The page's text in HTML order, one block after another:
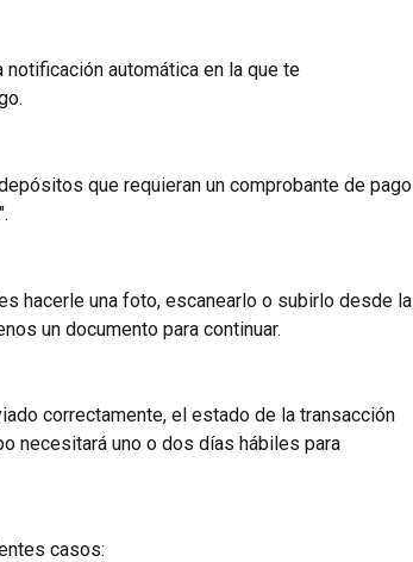
automática en la que te
que requieran un comprobante de pago
hacerle una foto, escanearlo o subirlo desde la
un documento para continuar.
correctamente, el estado de la transacción
necesitará uno o dos días hábiles para
casos: